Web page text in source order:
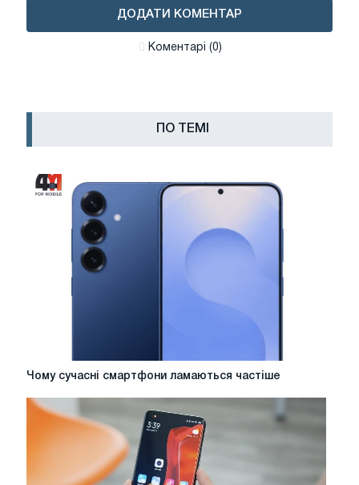
ДОДАТИ КОМЕНТАР
Коментарі (0)
ПО ТЕМІ
Чому
сучасні
смартфони
ламаються
Чому сучасні смартфони ламаються частіше